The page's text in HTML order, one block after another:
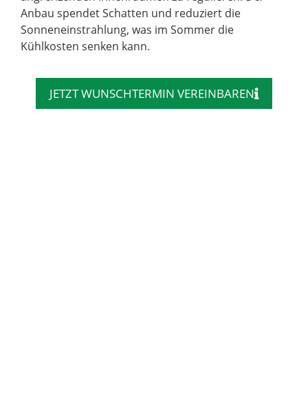
Anbau spendet Schatten und reduziert die
Sonneneinstrahlung, was im Sommer die
Kühlkosten senken kann.
JETZT WUNSCHTERMIN VEREINBAREN